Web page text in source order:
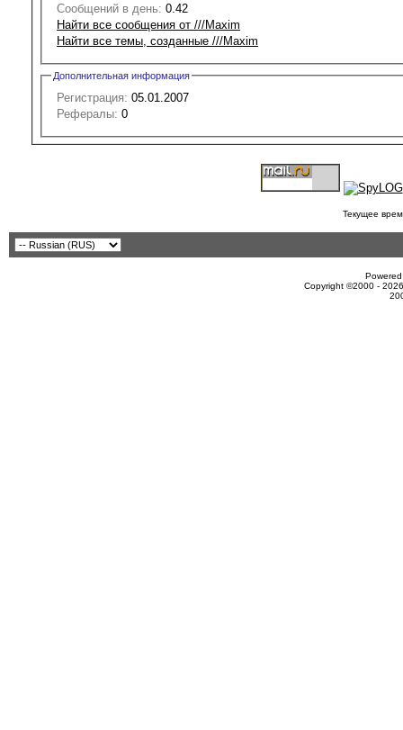
Сообщений в день: 0.42
Найти все сообщения от ///Maxim
Найти все темы, созданные ///Maxim
Дополнительная информация
Регистрация: 05.01.2007
Рефералы: 0
Текущее
Copyright ©2000 -